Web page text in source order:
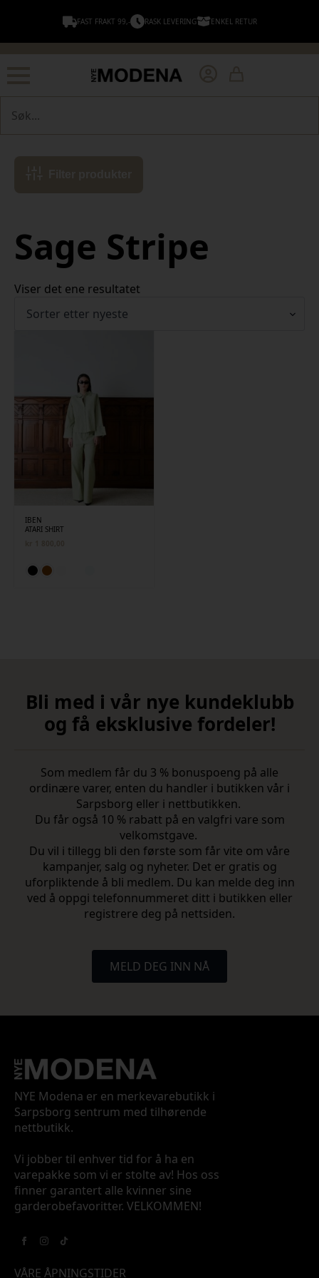
FAST FRAKT 99,- RASK LEVERING ENKEL RETUR
Sage Stripe
Viser det ene resultatet
IBEN
ATARI SHIRT
Bli med i vår nye kundeklubb
og få eksklusive fordeler!
Som medlem får du 3 % bonuspoeng på alle
ordinære varer, enten du handler i butikken vår i
Sarpsborg eller i nettbutikken.
Du får også 10 % rabatt på en valgfri vare som
velkomstgave.
Du vil i tillegg bli den første som får vite om våre
kampanjer, salg og nyheter. Det er gratis og
uforpliktende å bli medlem. Du kan melde deg inn
ved å oppgi telefonnummeret ditt i butikken eller
registrere deg på nettsiden.
MELD DEG INN NÅ
NYE Modena er en merkevarebutikk i
Sarpsborg sentrum med tilhørende
nettbutikk.
Vi jobber til enhver tid for å ha en
varepakke som vi er stolte av! Hos oss
finner garantert alle kvinner sine
garderobefavoritter. VELKOMMEN!
VÅRE ÅPNINGSTIDER